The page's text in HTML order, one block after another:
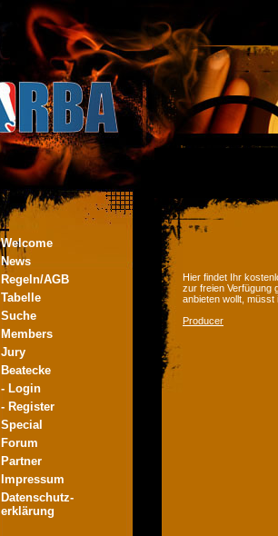
Welcome
News
Regeln/AGB
Tabelle
Suche
Members
Jury
Beatecke
- Login
- Register
Special
Forum
Partner
Impressum
Datenschutz-
erklärung
Hier findet Ihr
zur freien Verfügung
anbieten wollt,
Producer